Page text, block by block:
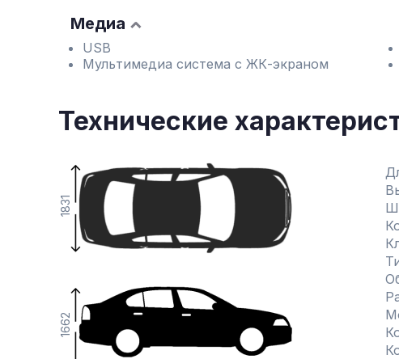
Медиа
USB
Мультимедиа система с ЖК-экраном
Технические
1662
1831